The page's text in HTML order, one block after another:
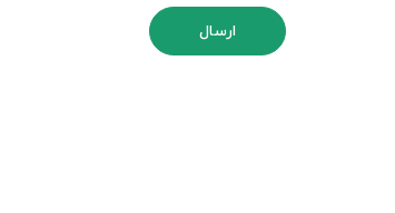
ارسال